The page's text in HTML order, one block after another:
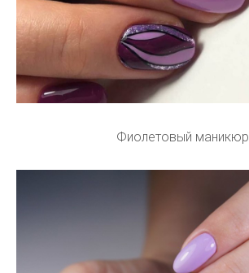
Фиолетовый маникюр